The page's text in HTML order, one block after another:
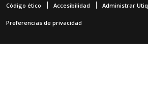
Código ético Accesibilidad Administrar Utiq
Preferencias de privacidad